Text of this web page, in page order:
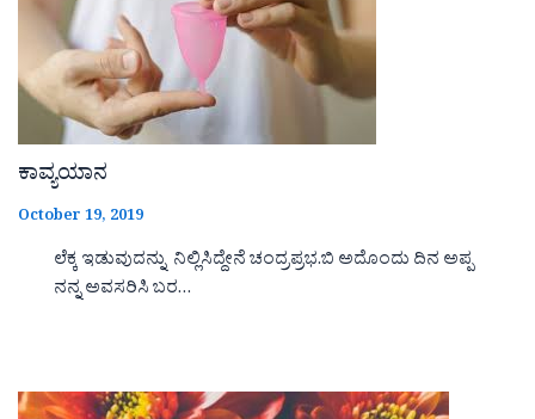
ಕಾವ್ಯಯಾನ
October 19, 2019
ಲೆಕ್ಕ ಇಡುವುದನ್ನು ನಿಲ್ಲಿಸಿದ್ದೇನೆ ಚಂದ್ರಪ್ರಭ.ಬಿ ಅದೊಂದು ದಿನ ಅಪ್ಪ
ನನ್ನ ಅವಸರಿಸಿ ಬರ…